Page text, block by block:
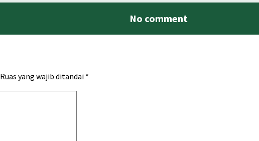
No comment
Ruas yang wajib ditandai *